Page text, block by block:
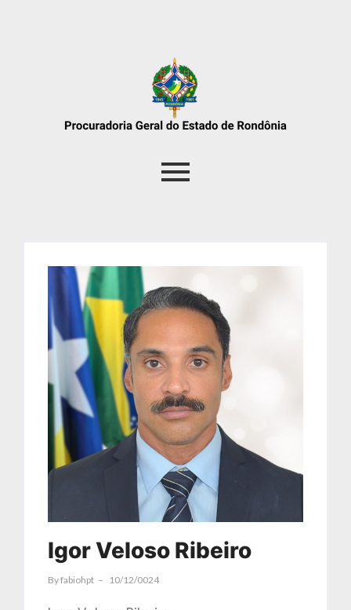
Igor Veloso Ribeiro
ByFabiohpt 10/12/0024